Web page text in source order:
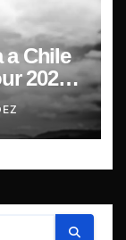
a Chile
2026”